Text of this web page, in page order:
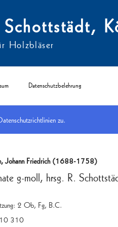
Holzbläser
Datenschutzbelehrung
anderen/ 2 Ob, Fg + B.C.
Johann Friedrich (1688-1758)
g-moll, hrsg. R.
2 Ob, Fg, B.C.
310
zu.